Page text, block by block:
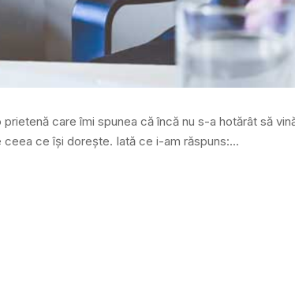
care îmi spunea că încă nu s-a hotărât să
ce își dorește. Iată ce i-am răspuns:...